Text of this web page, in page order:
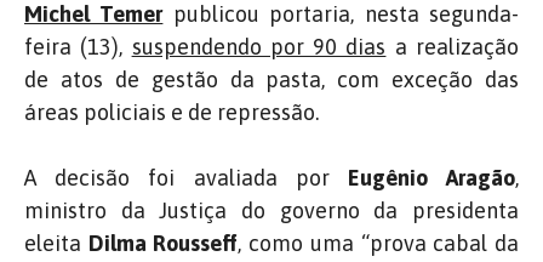
Michel Temerpublicou portaria, nesta segunda-
feira (13), suspendendo por 90 dias a realização
de atos de gestão da pasta, com exceção das
áreas policiais e de repressão.
A decisão foi avaliada por Eugênio Aragão,
ministro da Justiça do governo da presidenta
eleita Dilma Rousseff, como uma “prova cabal da